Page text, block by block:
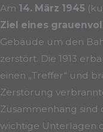
Am 14. März 1945
Ziel eines
Gebäude um den
zerstört. Die 1913
einen „Treffer“ und
Zerstörung
Zusammenhang
wichtige Unterlagen